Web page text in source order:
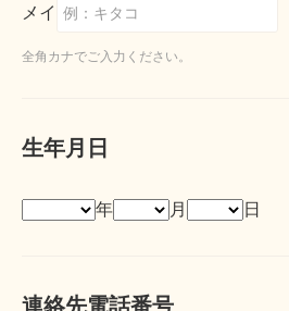
メイ
全角カナでご入力ください。
生年月日
年 月 日
連絡先電話番号